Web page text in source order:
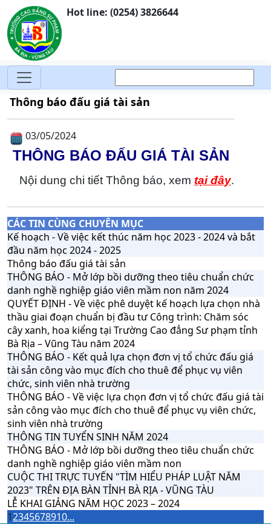
Hot line: (0254) 3826644
Thông báo đấu giá tài sản
03/05/2024
THÔNG BÁO ĐẤU GIÁ TÀI SẢN
Nội dung chi tiết Thông báo, xem tại đây.
CÁC TIN CÙNG CHUYÊN MỤC
Kế hoạch - Về việc kết thúc năm học 2023 - 2024 và bắt
đầu năm học 2024 - 2025
Thông báo đấu giá tài sản
THÔNG BÁO - Mở lớp bồi dưỡng theo tiêu chuẩn chức
danh nghề nghiệp giáo viên mầm non năm 2024
QUYẾT ĐỊNH - Về việc phê duyệt kế hoạch lựa chọn nhà
thầu giai đoạn chuẩn bị đầu tư Công trình: Chăm sóc
cây xanh, hoa kiểng tại Trường Cao đẳng Sư phạm tỉnh
Bà Rịa – Vũng Tàu năm 2024
THÔNG BÁO - Kết quả lựa chọn đơn vị tổ chức đấu giá
tài sản công vào mục đích cho thuê để phục vụ viên
chức, sinh viên nhà trường
THÔNG BÁO - Về việc lựa chọn đơn vị tổ chức đấu giá tài
sản công vào mục đích cho thuê để phục vụ viên chức,
sinh viên nhà trường
THÔNG TIN TUYỂN SINH NĂM 2024
THÔNG BÁO - Mở lớp bồi dưỡng theo tiêu chuẩn chức
danh nghề nghiệp giáo viên mầm non
CUỘC THI TRỰC TUYẾN "TÌM HIỂU PHÁP LUẬT NĂM
2023" TRÊN ĐỊA BÀN TỈNH BÀ RỊA - VŨNG TÀU
LỄ KHAI GIẢNG NĂM HỌC 2023 – 2024
12345678910...